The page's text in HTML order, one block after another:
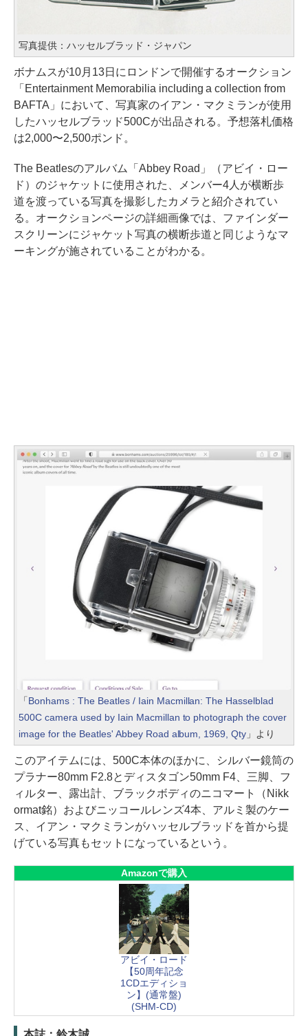
写真提供：ハッセルブラッド・ジャパン
ボナムスが10月13日にロンドンで開催するオークション
「Entertainment Memorabilia including a collection from
BAFTA」において、写真家のイアン・マクミランが使用
したハッセルブラッド500Cが出品される。予想落札価格
は2,000〜2,500ポンド。
The Beatlesのアルバム「Abbey Road」（アビイ・ロー
ド）のジャケットに使用された、メンバー4人が横断歩
道を渡っている写真を撮影したカメラと紹介されてい
る。オークションページの詳細画像では、ファインダー
スクリーンにジャケット写真の横断歩道と同じようなマ
ーキングが施されていることがわかる。
「Bonhams : The Beatles / Iain Macmillan: The Hasselblad
500C camera used by Iain Macmillan to photograph the cover
image for the Beatles' Abbey Road album, 1969, Qty 」より
このアイテムには、500C本体のほかに、シルバー鏡筒の
プラナー80mm F2.8とディスタゴン50mm F4、三脚、フ
ィルター、露出計、ブラックボディのニコマート（Nikk
ormat銘）およびニッコールレンズ4本、アルミ製のケー
ス、イアン・マクミランがハッセルブラッドを首から提
げている写真もセットになっているという。
Amazonで購入
アビイ・ロード
【50周年記念
1CDエディショ
ン】(通常盤)
(SHM-CD)